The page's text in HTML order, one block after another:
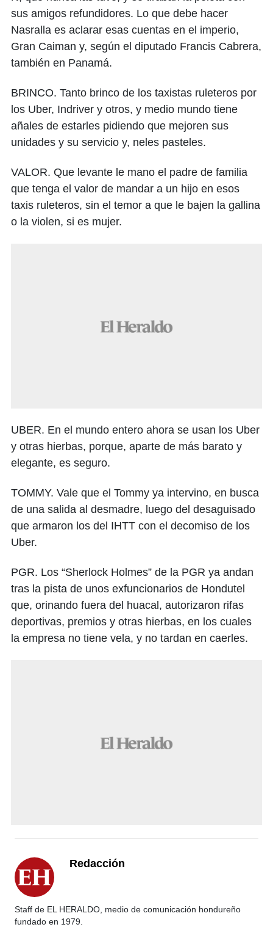
sus amigos refundidores. Lo que debe hacer
Nasralla es aclarar esas cuentas en el imperio,
Gran Caiman y, según el diputado Francis Cabrera,
también en Panamá.
BRINCO. Tanto brinco de los taxistas ruleteros por
los Uber, Indriver y otros, y medio mundo tiene
añales de estarles pidiendo que mejoren sus
unidades y su servicio y, neles pasteles.
VALOR. Que levante le mano el padre de familia
que tenga el valor de mandar a un hijo en esos
taxis ruleteros, sin el temor a que le bajen la gallina
o la violen, si es mujer.
UBER. En el mundo entero ahora se usan los Uber
y otras hierbas, porque, aparte de más barato y
elegante, es seguro.
TOMMY. Vale que el Tommy ya intervino, en busca
de una salida al desmadre, luego del desaguisado
que armaron los del IHTT con el decomiso de los
Uber.
PGR. Los “Sherlock Holmes” de la PGR ya andan
tras la pista de unos exfuncionarios de Hondutel
que, orinando fuera del huacal, autorizaron rifas
deportivas, premios y otras hierbas, en los cuales
la empresa no tiene vela, y no tardan en caerles.
Redacción
Staff de EL HERALDO, medio de comunicación hondureño
fundado en 1979.